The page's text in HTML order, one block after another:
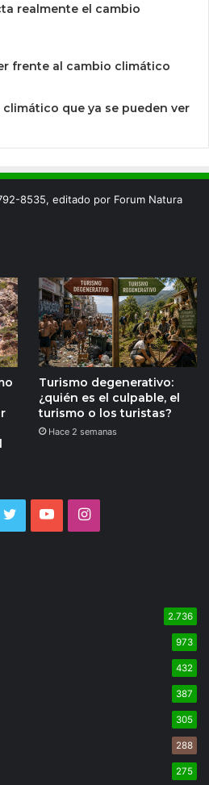
realmente el cambio
frente al cambio climático
que ya se pueden ver
8535, editado por Forum Natura
Turismo degenerativo:
¿quién es el culpable, el
turismo o los turistas?
Hace 2 semanas
TwitterYouTubeInstagram
2.736
973
432
387
305
288
275